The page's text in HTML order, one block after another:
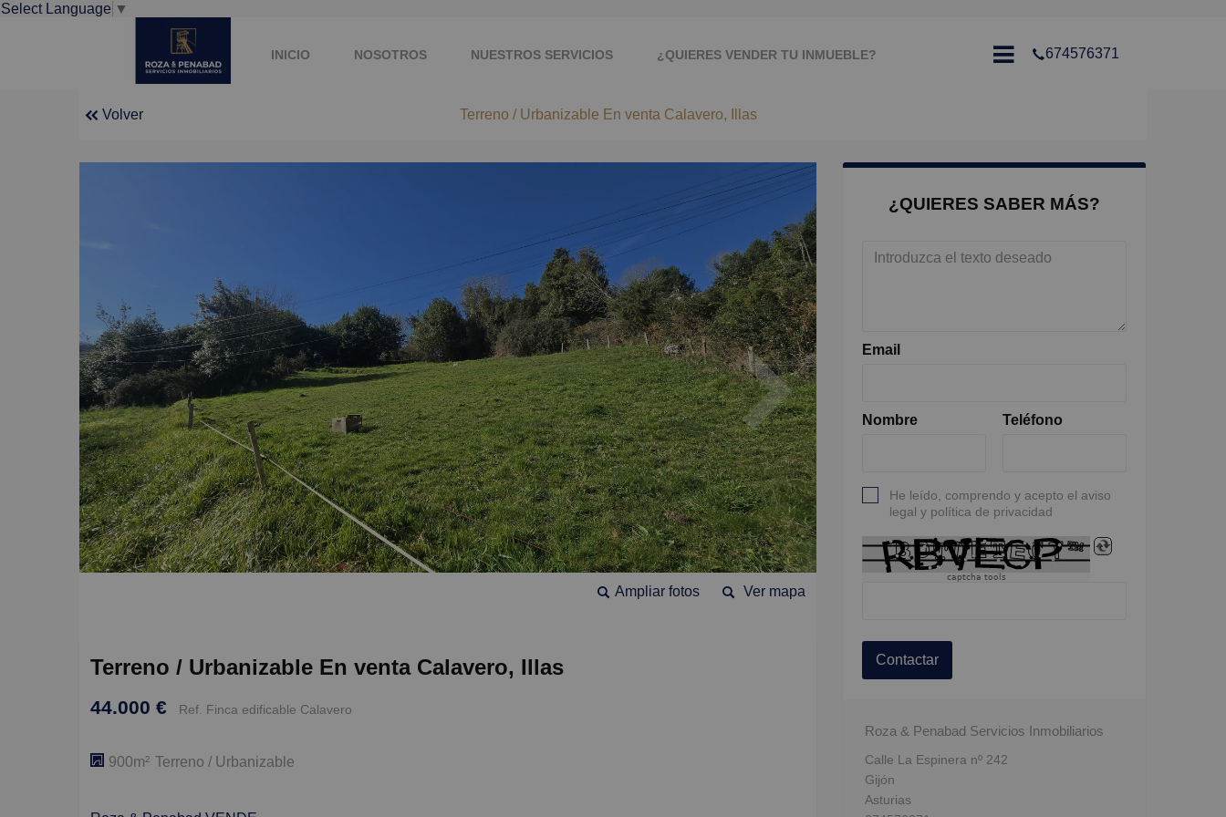
Select Language ▼
INICIO NOSOTROS NUESTROS SERVICIOS ¿QUIERES VENDER TU INMUEBLE? 674576371
Volver Terreno / Urbanizable En venta Calavero, Illas
Ver mapa
Ampliar fotos
Terreno / Urbanizable En venta Calavero, Illas
44.000 € Ref. Finca edificable Calavero
900m² Terreno / Urbanizable
¿QUIERES SABER MÁS?
Email
Nombre Teléfono
He leído, comprendo y acepto el aviso
legal y política de privacidad
captcha tools
Contactar
Roza & Penabad Servicios Inmobiliarios
Calle La Espinera nº 242
Gijón
Asturias